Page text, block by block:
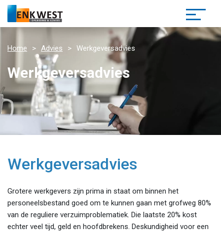
Home Advies Werkgeversadvies
Werkgeversadvies
Werkgeversadvies
Grotere werkgevers zijn prima in staat om binnen het
personeelsbestand goed om te kunnen gaan met grofweg 80%
van de reguliere verzuimproblematiek. Die laatste 20% kost
echter veel tijd, geld en hoofdbrekens. Deskundigheid voor een